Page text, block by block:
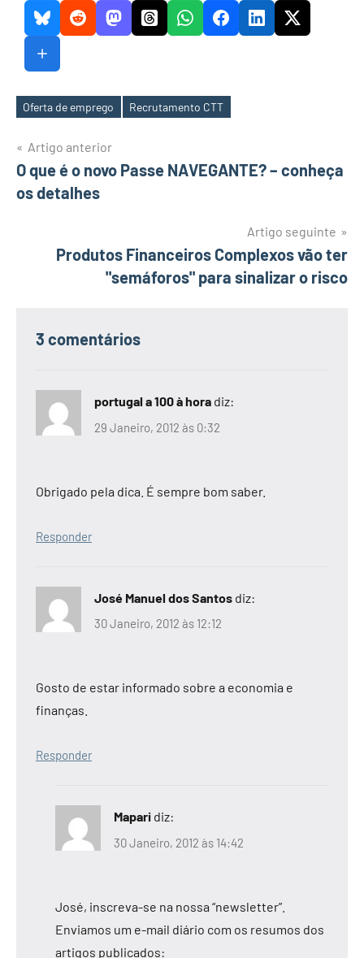
Etiquetas
Oferta de emprego Recrutamento CTT
Navegação
de
Artigo anterior
O que é o novo Passe NAVEGANTE? – conheça
os detalhes
Artigo seguinte
Produtos Financeiros Complexos vão ter
"semáforos" para sinalizar o risco
3 comentários
portugal a 100 à hora diz:
29 Janeiro, 2012 às 0:32
Obrigado pela dica. É sempre bom saber.
Responder
José Manuel dos Santos diz:
30 Janeiro, 2012 às 12:12
Gosto de estar informado sobre a economia e
finanças.
Responder
Mapari diz:
30 Janeiro, 2012 às 14:42
José, inscreva-se na nossa “newsletter”.
Enviamos um e-mail diário com os resumos dos
artigos publicados: